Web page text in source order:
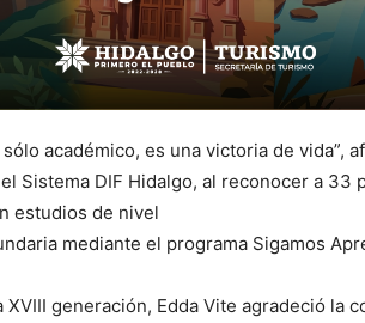
académico, es una victoria de vida”,
Sistema DIF Hidalgo, al reconocer a 33
estudios de nivel
mediante el programa Sigamos
generación, Edda Vite agradeció la